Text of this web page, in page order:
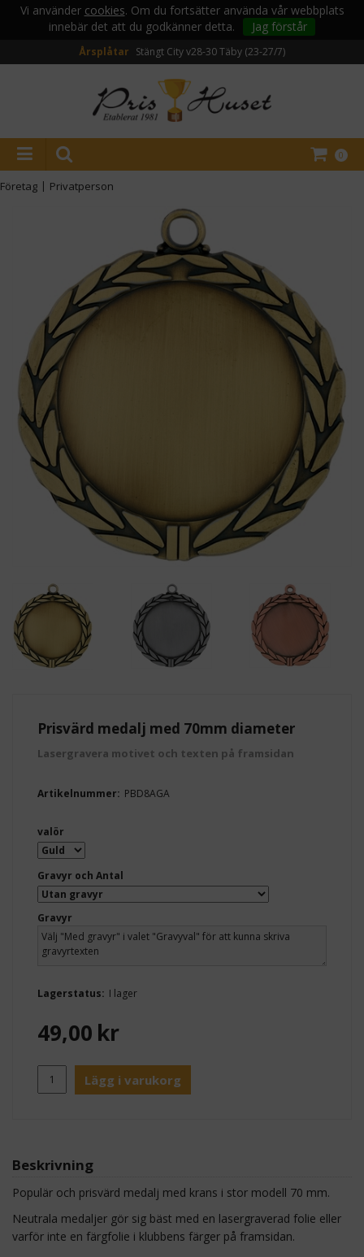
Vi använder cookies. Om du fortsätter använda vår webbplats
innebär det att du godkänner detta.
Jag förstår
Årsplåtar Stängt City v28-30Täby (23-27/7)
0
Företag | Privatperson
Prisvärd medalj med 70mm diameter
Lasergravera motivet och texten på framsidan
Artikelnummer: PBD8AGA
valör
Gravyr och Antal
Gravyr
Lagerstatus: I lager
49,00 kr
Lägg i varukorg
Beskrivning
Populär och prisvärd medalj med krans i stor modell 70 mm.
Neutrala medaljer gör sig bäst med en lasergraverad folie eller
varför inte en färgfolie i klubbens färger på framsidan.